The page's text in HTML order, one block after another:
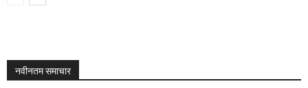
नवीनतम समाचार